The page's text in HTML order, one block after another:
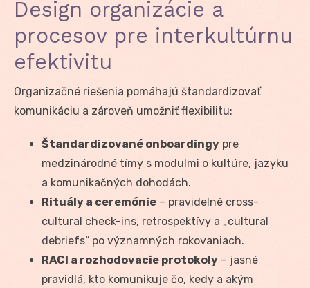
Design organizácie a
procesov pre interkultúrnu
efektivitu
Organizačné riešenia pomáhajú štandardizovať
komunikáciu a zároveň umožniť flexibilitu:
Štandardizované onboardingy pre
medzinárodné tímy s modulmi o kultúre, jazyku
a komunikačných dohodách.
Rituály a ceremónie – pravidelné cross-
cultural check-ins, retrospektívy a „cultural
debriefs“ po významných rokovaniach.
RACI a rozhodovacie protokoly – jasné
pravidlá, kto komunikuje čo, kedy a akým